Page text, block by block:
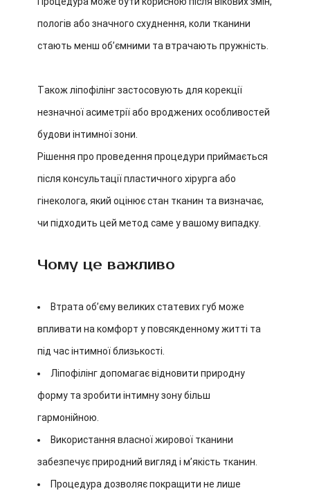
пологів або значного схуднення, коли тканини
стають менш об’ємними та втрачають пружність.
Також ліпофілінг застосовують для корекції
незначної асиметрії або вроджених особливостей
будови інтимної зони.
Рішення про проведення процедури приймається
після консультації пластичного хірурга або
гінеколога, який оцінює стан тканин та визначає,
чи підходить цей метод саме у вашому випадку.
Чому це важливо
Втрата об’єму великих статевих губ може
впливати на комфорт у повсякденному житті та
під час інтимної близькості.
Ліпофілінг допомагає відновити природну
форму та зробити інтимну зону більш
гармонійною.
Використання власної жирової тканини
забезпечує природний вигляд і м’якість тканин.
Процедура дозволяє покращити не лише